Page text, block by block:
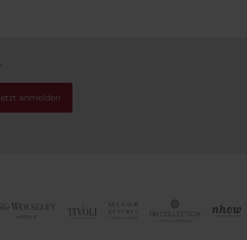
anmelden